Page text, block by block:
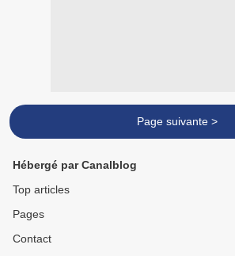
Page suivante >
Hébergé par Canalblog
Top articles
Pages
Contact